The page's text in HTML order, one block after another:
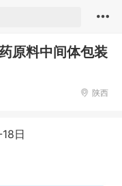
原料中间体包装
陕西
日